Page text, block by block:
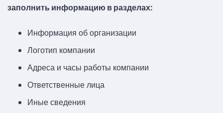
заполнить информацию в разделах:
Информация об организации
Логотип компании
Адреса и часы работы компании
Ответственные лица
Иные сведения